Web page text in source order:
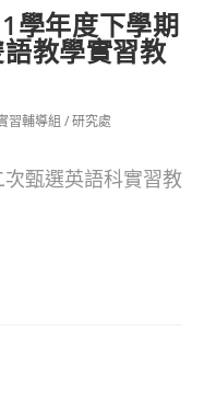
學年度下學期
教學實習教
習輔導組 /研究處
甄選英語科實習教